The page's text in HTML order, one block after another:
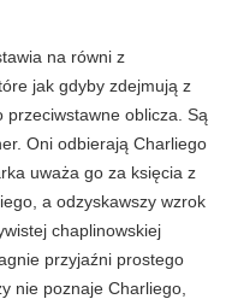
na równi z
jak gdyby zdejmują z
oblicza. Są
Oni odbierają Charliego
uważa go za księcia z
a odzyskawszy wzrok
chaplinowskiej
przyjaźni prostego
nie poznaje Charliego,